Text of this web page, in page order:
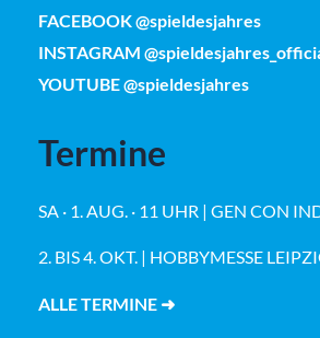
FACEBOOK @spieldesjahres
INSTAGRAM
YOUTUBE @spieldesjahres
Termine
SA · 1. AUG. · 11 UHR | GEN CON
2. BIS 4. OKT. | HOBBYMESSE
ALLE TERMINE ➜